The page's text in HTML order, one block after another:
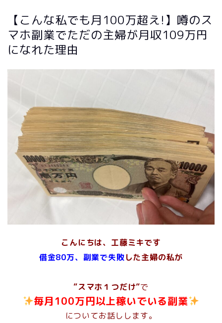
【こんな私でも月100万超え!】噂のス
マホ副業でただの主婦が月収109万円
になれた理由
こんにちは、工藤ミキです
借金80万、副業で失敗した主婦の私が
”スマホ１つだけ”で
毎月100万円以上稼いでいる副業
についてお話しします。